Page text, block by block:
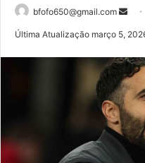
bfofo650@gmail.com
mail
Última Atualização março 5,